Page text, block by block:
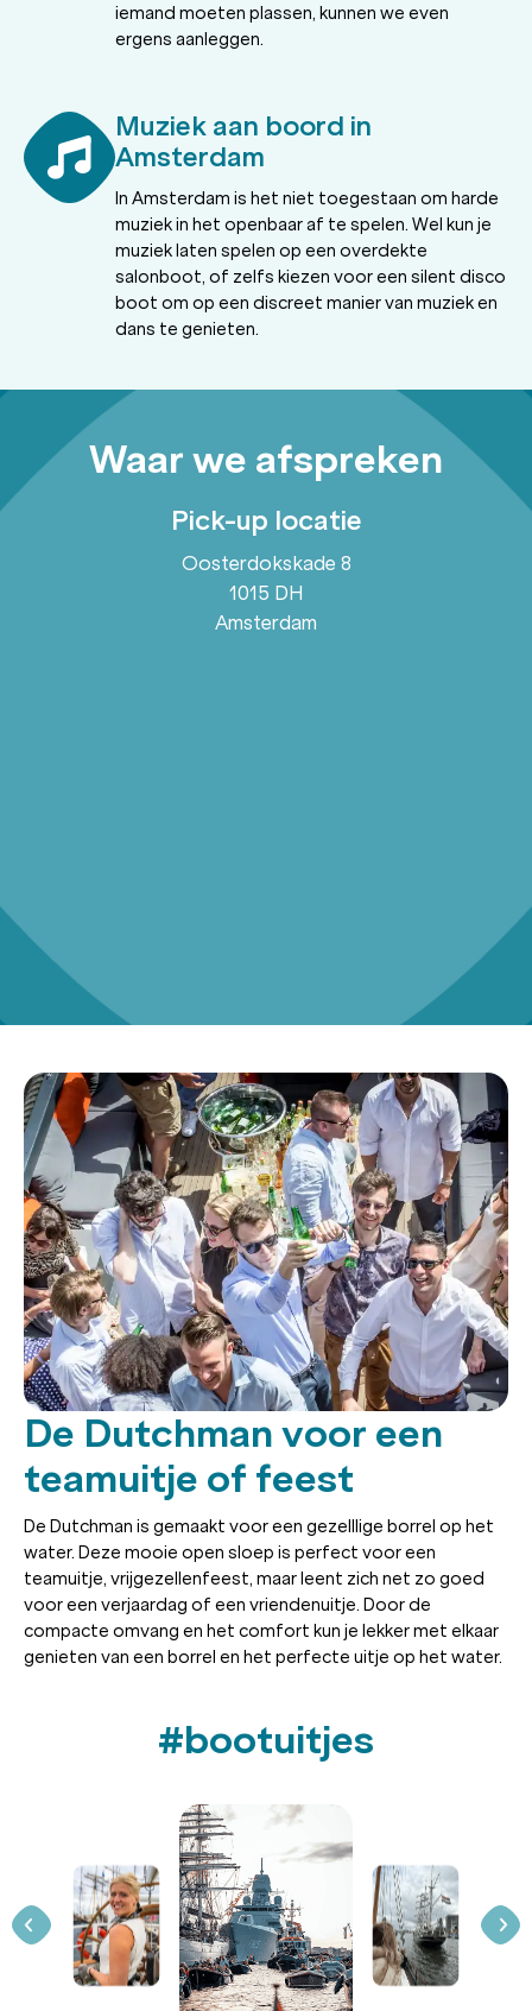
iemand moeten plassen, kunnen we even
ergens aanleggen.
Muziek aan boord in
Amsterdam
In Amsterdam is het niet toegestaan om harde
muziek in het openbaar af te spelen. Wel kun je
muziek laten spelen op een overdekte
salonboot, of zelfs kiezen voor een silent disco
boot om op een discreet manier van muziek en
dans te genieten.
Waar we afspreken
Pick-up locatie
Oosterdokskade 8
1015 DH
Amsterdam
De Dutchman voor een
teamuitje of feest
De Dutchman is gemaakt voor een gezelllige borrel op het
water. Deze mooie open sloep is perfect voor een
teamuitje, vrijgezellenfeest, maar leent zich net zo goed
voor een verjaardag of een vriendenuitje. Door de
compacte omvang en het comfort kun je lekker met elkaar
genieten van een borrel en het perfecte uitje op het water.
#bootuitjes